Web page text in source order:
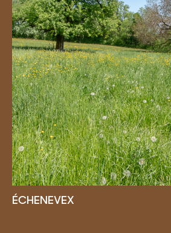
ÉCHENEVEX